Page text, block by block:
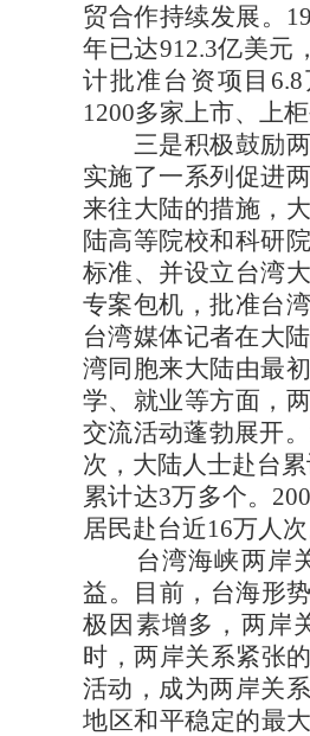
贸合作持续发展。
年已达912.3亿美元
计批准台资项目
1200多家上市、上
三是积极鼓励两
实施了一系列促进
来往大陆的措施，
陆高等院校和科研
标准、并设立台湾
专案包机，批准台
台湾媒体记者在大
湾同胞来大陆由最
学、就业等方面，
交流活动蓬勃展开
次，大陆人士赴台
累计达3万多个。
居民赴台近16万人次
台湾海峡两岸关
益。目前，台海形
极因素增多，两岸
时，两岸关系紧张
活动，成为两岸关
地区和平稳定的最